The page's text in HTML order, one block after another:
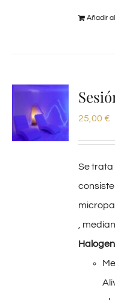
Añadir
25,00 €
Se
,